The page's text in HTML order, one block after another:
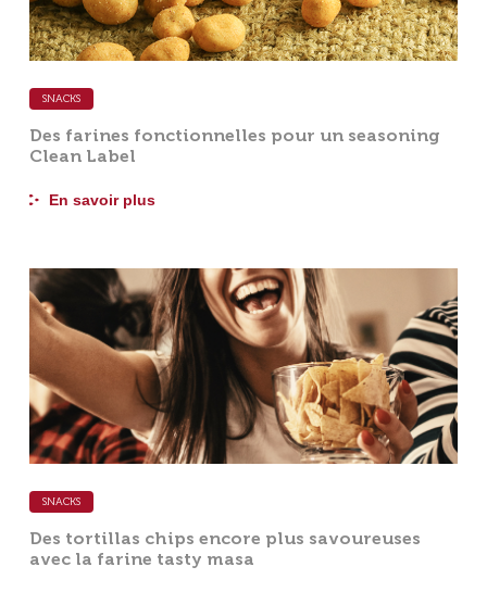
SNACKS
Des farines fonctionnelles pour un seasoning
Clean Label
En savoir plus
SNACKS
Des tortillas chips encore plus savoureuses
avec la farine tasty masa